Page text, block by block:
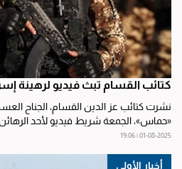
كتائب القسام تبث فيديو لرهينة
نشرت كتائب عز الدين القسام، الجناح
«حماس»، الجمعة شريط فيديو لأحد الرهائن
01-08-2025 | 19:06
أخبار الأولى